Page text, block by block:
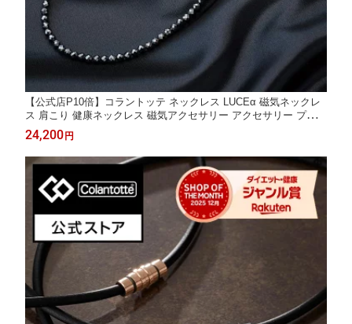
【公式店P10倍】コラントッテ ネックレス LUCEα 磁気ネックレ
ス 肩こり 健康ネックレス 磁気アクセサリー アクセサリー プレゼ
ント ギフト 男性 女性 メンズ レディース
24,200円